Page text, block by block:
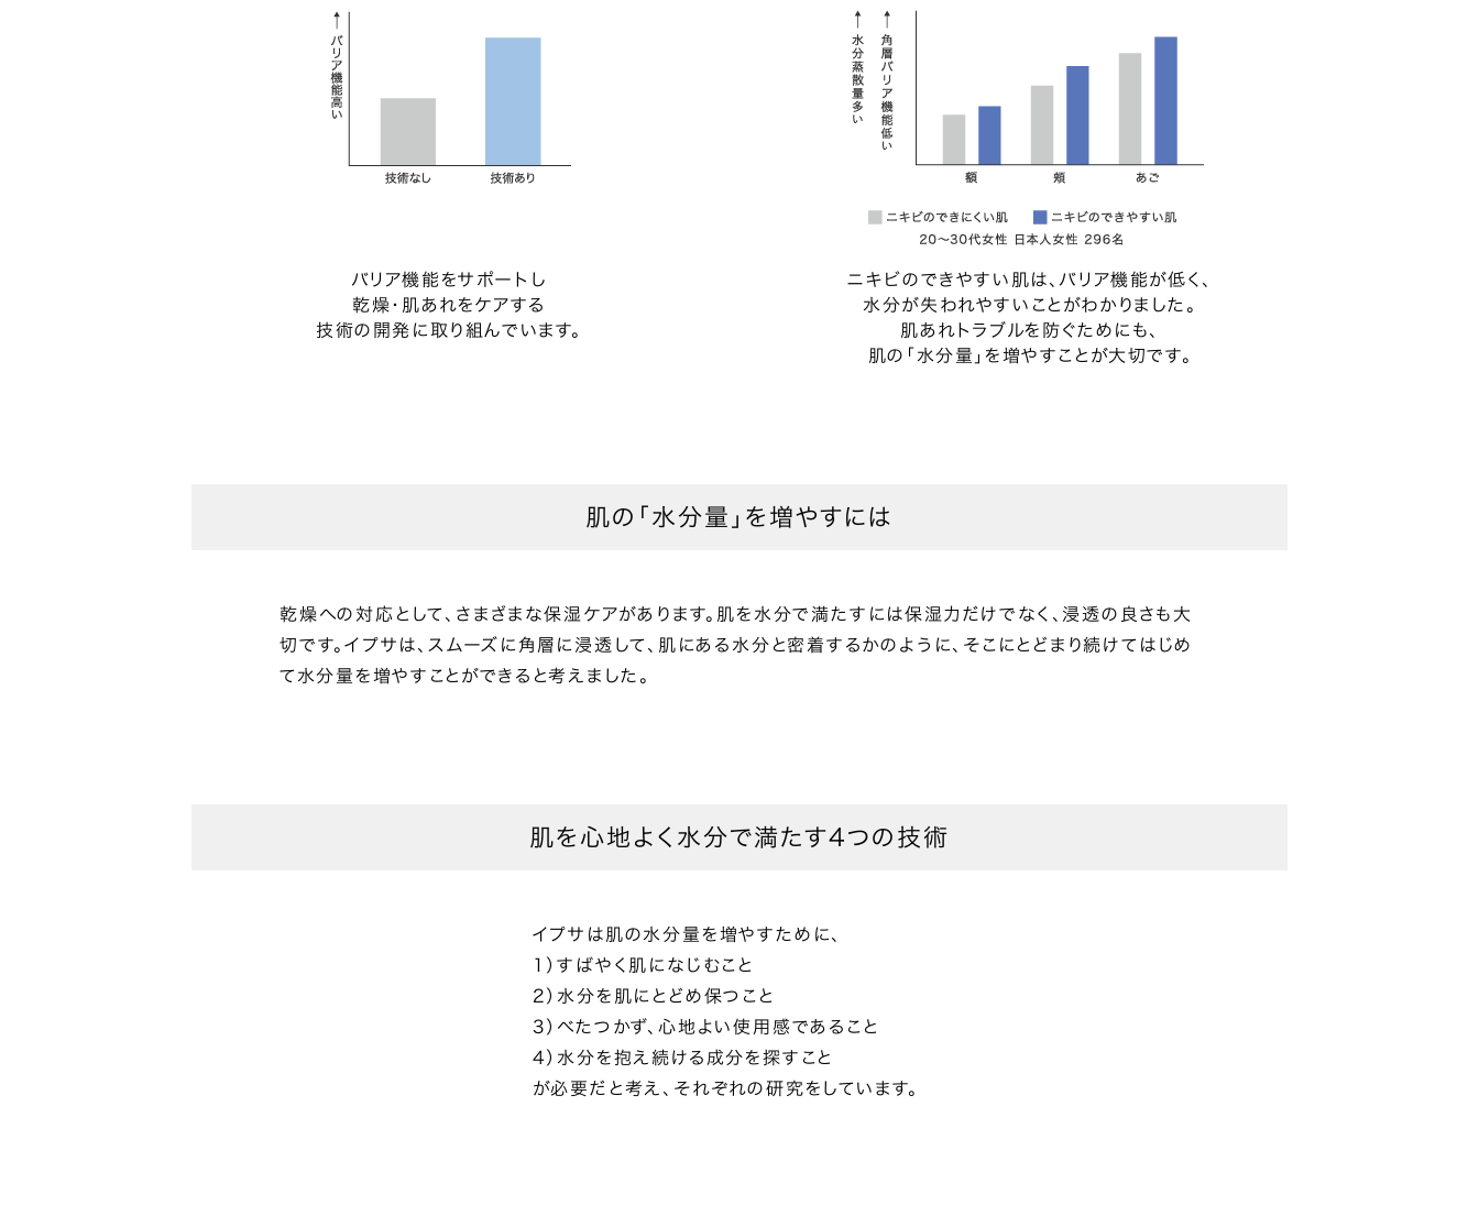
バリア機能をサポートし
乾燥・肌あれをケアする
技術の開発に取り組んでいます。
ニキビのできやすい肌は、バリア機能が低く、
水分が失われやすいことがわかりました。
肌あれトラブルを防ぐためにも、
肌の「水分量」を増やすことが大切です。
肌の「水分量」を増やすには
乾燥への対応として、さまざまな保湿ケアがあります。肌を水分で満たすには保湿力だけでなく、浸透の良さも大
切です。イプサは、スムーズに角層に浸透して、肌にある水分と密着するかのように、そこにとどまり続けてはじめ
て水分量を増やすことができると考えました。
肌を心地よく水分で満たす4つの技術
イプサは肌の水分量を増やすために、
1）すばやく肌になじむこと
2）水分を肌にとどめ保つこと
3）べたつかず、心地よい使用感であること
4）水分を抱え続ける成分を探すこと
が必要だと考え、それぞれの研究をしています。